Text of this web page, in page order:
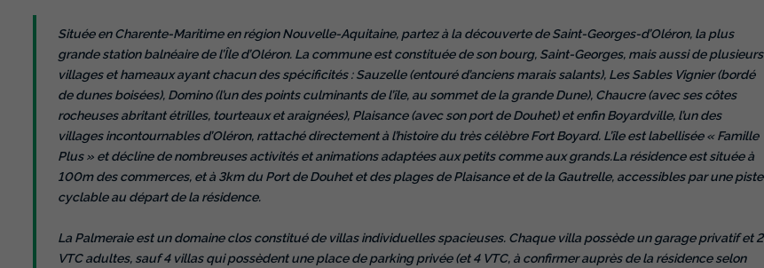
Située en Charente-Maritime en région Nouvelle-Aquitaine, partez à la découverte de Saint-Georges-d’Oléron, la plus
grande station balnéaire de l’Île d’Oléron. La commune est constituée de son bourg, Saint-Georges, mais aussi de plusieurs
villages et hameaux ayant chacun des spécificités : Sauzelle (entouré d’anciens marais salants), Les Sables Vignier (bordé
de dunes boisées), Domino (l’un des points culminants de l’île, au sommet de la grande Dune), Chaucre (avec ses côtes
rocheuses abritant étrilles, tourteaux et araignées), Plaisance (avec son port de Douhet) et enfin Boyardville, l’un des
villages incontournables d’Oléron, rattaché directement à l’histoire du très célèbre Fort Boyard. L’île est labellisée « Famille
Plus » et décline de nombreuses activités et animations adaptées aux petits comme aux grands.La résidence est située à
100m des commerces, et à 3km du Port de Douhet et des plages de Plaisance et de la Gautrelle, accessibles par une piste
cyclable au départ de la résidence.
La Palmeraie est un domaine clos constitué de villas individuelles spacieuses. Chaque villa possède un garage privatif et 2
VTC adultes, sauf 4 villas qui possèdent une place de parking privée (et 4 VTC, à confirmer auprès de la résidence selon